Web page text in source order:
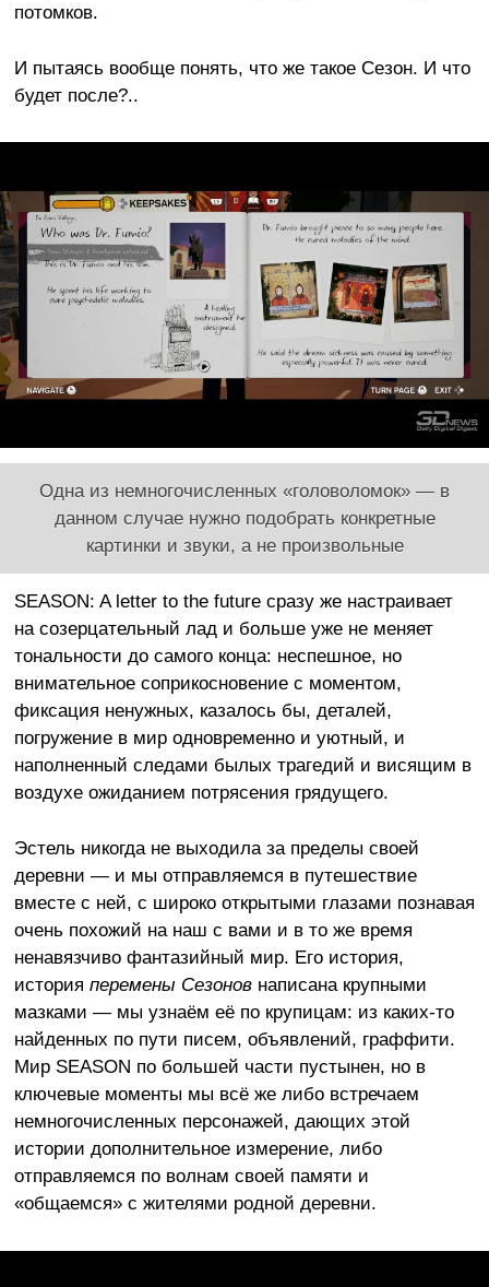
потомков.
И пытаясь вообще понять, что же такое Сезон. И что
будет после?..
Одна из немногочисленных «головоломок» — в
данном случае нужно подобрать конкретные
картинки и звуки, а не произвольные
SEASON: A letter to the future сразу же настраивает
на созерцательный лад и больше уже не меняет
тональности до самого конца: неспешное, но
внимательное соприкосновение с моментом,
фиксация ненужных, казалось бы, деталей,
погружение в мир одновременно и уютный, и
наполненный следами былых трагедий и висящим в
воздухе ожиданием потрясения грядущего.
Эстель никогда не выходила за пределы своей
деревни — и мы отправляемся в путешествие
вместе с ней, с широко открытыми глазами познавая
очень похожий на наш с вами и в то же время
ненавязчиво фантазийный мир. Его история,
история перемены Сезоновнаписана крупными
мазками — мы узнаём её по крупицам: из каких-то
найденных по пути писем, объявлений, граффити.
Мир SEASON по большей части пустынен, но в
ключевые моменты мы всё же либо встречаем
немногочисленных персонажей, дающих этой
истории дополнительное измерение, либо
отправляемся по волнам своей памяти и
«общаемся» с жителями родной деревни.